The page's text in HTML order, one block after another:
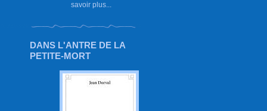
savoir plus...
DANS L'ANTRE DE LA
PETITE-MORT